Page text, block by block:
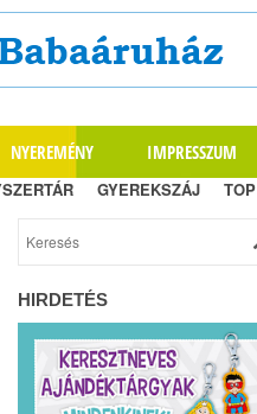
NYEREMÉNY IMPRESSZUM
GYEREKSZÁJ TOP
HIRDETÉS